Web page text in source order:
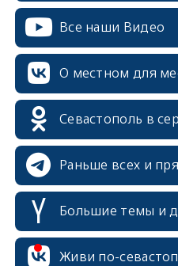
Все наши Видео
О местном для
Севастополь в
Раньше всех и
Большие темы и
Живи по-